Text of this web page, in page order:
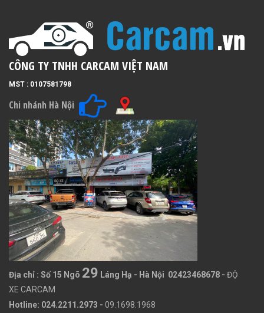
CÔNG TY TNHH CARCAM VIỆT NAM
MST : 0107581798
Chi nhánh Hà Nội
Địa chỉ : Số 15 Ngõ 29 Láng Hạ - Hà Nội 02423468678 - ĐỘ
XE CARCAM
Hotline: 024.2211.2973 - 09.1698.1968